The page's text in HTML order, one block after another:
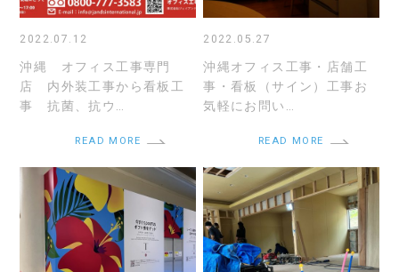
2022.07.12
沖縄 オフィス工事専門
店 内外装工事から看板工
事 抗菌、抗ウ…
READ MORE
2022.05.27
沖縄オフィス工事・店舗工
事・看板（サイン）工事お
気軽にお問い…
READ MORE